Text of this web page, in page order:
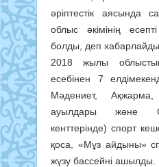
әріптестік аясында
облыс әкімінің
болды, деп хабарлайды
2018 жылы
есебінен 7
Мәдениет, Ақжарма,
ауылдары және
кенттерінде) спорт
қоса, «Мұз айдыны»
жүзу бассейні ашылды.